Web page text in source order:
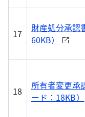
17
財産処分承認
60KB）
18
所有者変更承
ード：18KB）